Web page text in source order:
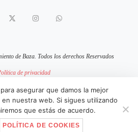
de Baza. Todos los derechos Reservados
de privacidad
Política de cookies
porpixelcero.com
IR ARRIBA
asegurar que damos la mejor
nuestra web. Si sigues utilizando
que estás de acuerdo.
POLÍTICA DE COOKIES